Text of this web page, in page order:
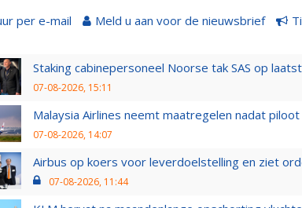
per e-mail Meld u aan voor de nieuwsbrief
Staking cabinepersoneel Noorse tak SAS op
07-08-2026, 15:11
Malaysia Airlines neemt maatregelen nadat
07-08-2026, 14:07
Airbus op koers voor leverdoelstelling en ziet
07-08-2026, 11:44